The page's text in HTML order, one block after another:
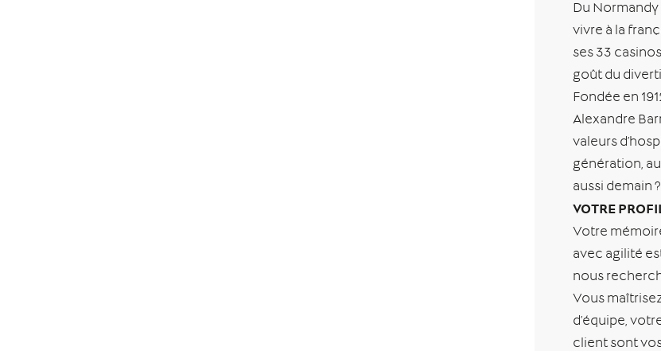
Du Normandy
vivre à la
ses 33
goût du
Fondée en
Alexandre
valeurs
génération,
aussi demain ?
VOTRE
Votre
avec agilité
nous
Vous
d’équipe,
client sont